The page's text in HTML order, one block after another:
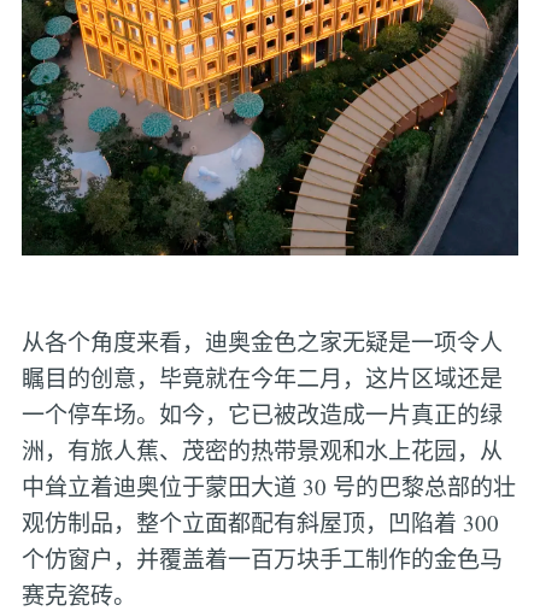
从各个角度来看，迪奥金色之家无疑是一项令人
瞩目的创意，毕竟就在今年二月，这片区域还是
一个停车场。如今，它已被改造成一片真正的绿
洲，有旅人蕉、茂密的热带景观和水上花园，从
中耸立着迪奥位于蒙田大道 30 号的巴黎总部的壮
观仿制品，整个立面都配有斜屋顶，凹陷着 300
个仿窗户，并覆盖着一百万块手工制作的金色马
赛克瓷砖。